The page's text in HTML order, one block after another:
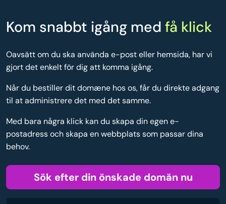
Kom snabbt igång med få klick
Oavsätt om du ska använda e-post eller hemsida, har vi
gjort det enkelt för dig att komma igång.
Når du bestiller dit domæne hos os, får du direkte adgang
til at administrere det med det samme.
Med bara några klick kan du skapa din egen e-
postadress och skapa en webbplats som passar dina
behov.
Sök efter din önskade domän nu